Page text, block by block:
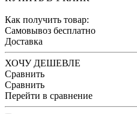
Как получить товар:
Самовывоз бесплатно
Доставка
ХОЧУ ДЕШЕВЛЕ
Сравнить
Сравнить
Перейти в сравнение